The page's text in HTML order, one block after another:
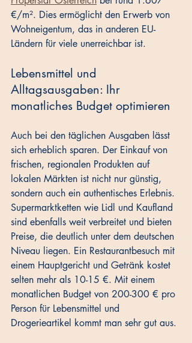
€/m². Dies ermöglicht den Erwerb von
Wohneigentum, das in anderen EU-
Ländern für viele unerreichbar ist.
Lebensmittel und
Alltagsausgaben: Ihr
monatliches Budget optimieren
Auch bei den täglichen Ausgaben lässt
sich erheblich sparen. Der Einkauf von
frischen, regionalen Produkten auf
lokalen Märkten ist nicht nur günstig,
sondern auch ein authentisches Erlebnis.
Supermarktketten wie Lidl und Kaufland
sind ebenfalls weit verbreitet und bieten
Preise, die deutlich unter dem deutschen
Niveau liegen. Ein Restaurantbesuch mit
einem Hauptgericht und Getränk kostet
selten mehr als 10-15 €. Mit einem
monatlichen Budget von 200-300 € pro
Person für Lebensmittel und
Drogerieartikel kommt man sehr gut aus.